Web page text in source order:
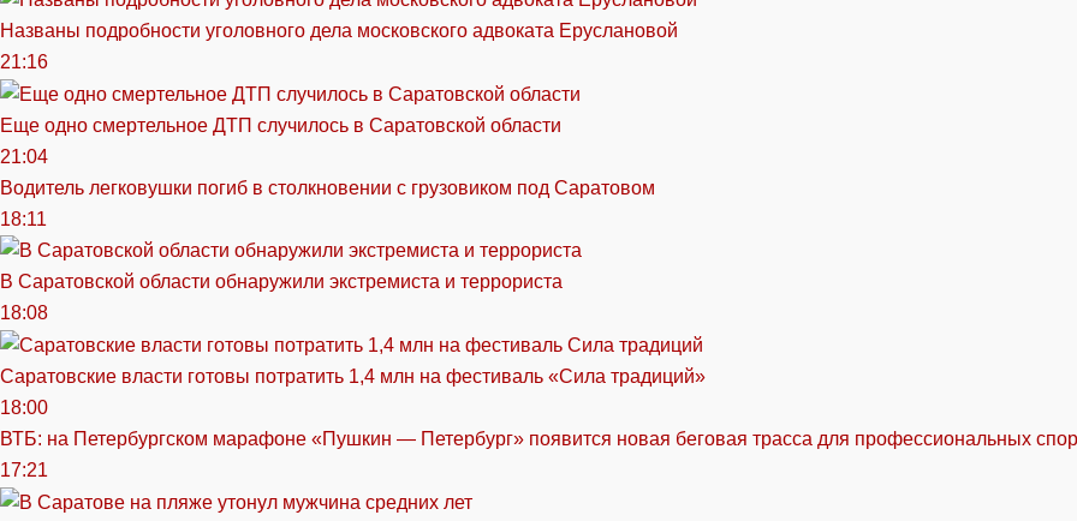
Названы подробности уголовного дела московского адвоката Еруслановой
21:16
Еще одно смертельное ДТП случилось в Саратовской области
21:04
Водитель легковушки погиб в столкновении с грузовиком под Саратовом
18:11
В Саратовской области обнаружили экстремиста и террориста
18:08
Саратовские власти готовы потратить 1,4 млн на фестиваль «Сила традиций»
18:00
ВТБ: на Петербургском марафоне «Пушкин — Петербург» появится новая беговая трасса для профессиональных
17:21